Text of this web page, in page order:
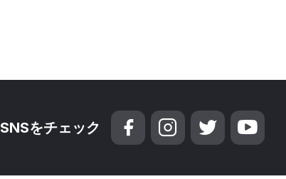
SNSをチェック